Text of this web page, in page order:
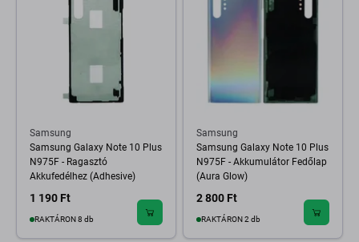
Samsung
Samsung Galaxy Note 10 Plus
N975F - Ragasztó
Akkufedélhez (Adhesive)
1 190 Ft
RAKTÁRON 8 db
Samsung
Samsung Galaxy Note 10 Plus
N975F - Akkumulátor Fedőlap
(Aura Glow)
2 800 Ft
RAKTÁRON 2 db